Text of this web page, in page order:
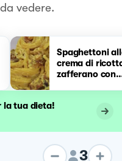
vedere.
Spaghettoni
crema di
zafferano con
la tua dieta!
3